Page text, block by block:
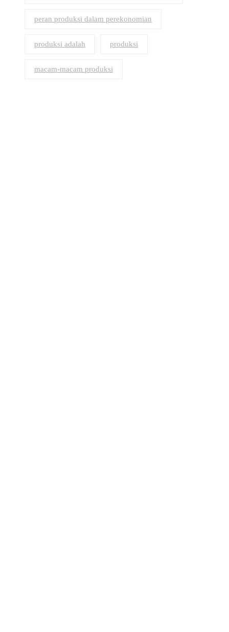
peran produksi dalam perekonomian
produksi adalah produksi
macam-macam produksi